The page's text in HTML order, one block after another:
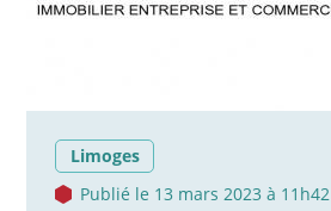
Limoges
Publié le 13 mars 2023 à 11h42